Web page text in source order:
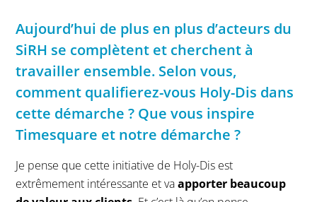
Aujourd’hui de plus en plus d’acteurs du
SiRH se complètent et cherchent à
travailler ensemble. Selon vous,
comment qualifierez-vous Holy-Dis dans
cette démarche ? Que vous inspire
Timesquare et notre démarche ?
Je pense que cette initiative de Holy-Dis est
extrêmement intéressante et vaapporter beaucoup